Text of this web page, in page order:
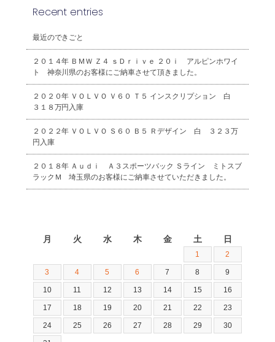
Recent entries
最近のできごと
２０１４年 ＢＭＷ Ｚ４ ｓＤｒｉｖｅ ２０ｉ アルピンホワイ
ト 神奈川県のお客様にご納車させて頂きました。
２０２０年 ＶＯＬＶＯ Ｖ６０ Ｔ５ インスクリプション 白
３１８万円入庫
２０２２年 ＶＯＬＶＯ Ｓ６０ Ｂ５ Ｒデザイン 白 ３２３万
円入庫
２０１８年 Ａｕｄｉ Ａ３スポーツバック Ｓライン ミトスブ
ラックＭ 埼玉県のお客様にご納車させていただきました。
月 火 水 木 金 土 日
1 2
3 4 5 6 7 8 9
10 11 12 13 14 15 16
17 18 19 20 21 22 23
24 25 26 27 28 29 30